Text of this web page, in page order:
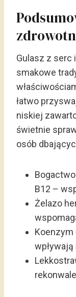
Gulasz z serc
smakowe
łatwo
niskiej
świetnie
osób
B12 –
Żelazo
Koenzym